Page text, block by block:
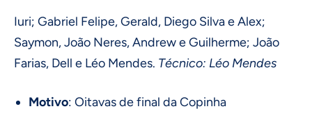
Iuri; Gabriel Felipe, Gerald, Diego Silva e Alex;
Saymon, João Neres, Andrew e Guilherme; João
Farias, Dell e Léo Mendes. Técnico: Léo Mendes
Motivo: Oitavas de final da Copinha